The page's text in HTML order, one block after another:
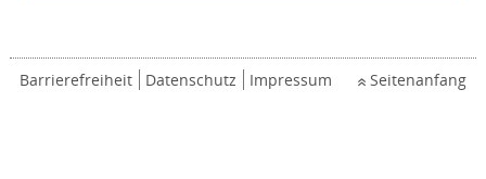
Barrierefreiheit Datenschutz Impressum Seitenanfang